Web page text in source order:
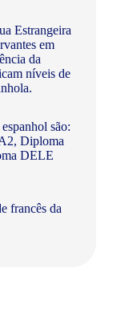
Estrangeira
em
da
níveis de
são:
Diploma
DELE
francês da